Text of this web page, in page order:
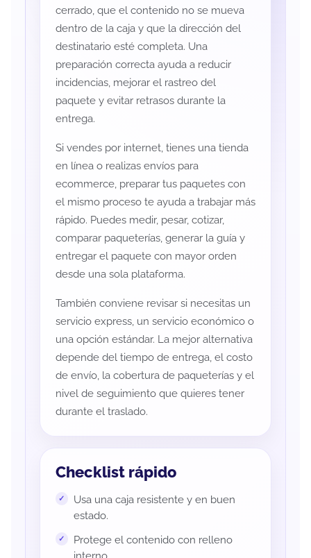
cerrado, que el contenido no se mueva
dentro de la caja y que la dirección del
destinatario esté completa. Una
preparación correcta ayuda a reducir
incidencias, mejorar el rastreo del
paquete y evitar retrasos durante la
entrega.
Si vendes por internet, tienes una tienda
en línea o realizas envíos para
ecommerce, preparar tus paquetes con
el mismo proceso te ayuda a trabajar más
rápido. Puedes medir, pesar, cotizar,
comparar paqueterías, generar la guía y
entregar el paquete con mayor orden
desde una sola plataforma.
También conviene revisar si necesitas un
servicio express, un servicio económico o
una opción estándar. La mejor alternativa
depende del tiempo de entrega, el costo
de envío, la cobertura de paqueterías y el
nivel de seguimiento que quieres tener
durante el traslado.
Checklist rápido
Usa una caja resistente y en buen
estado.
Protege el contenido con relleno